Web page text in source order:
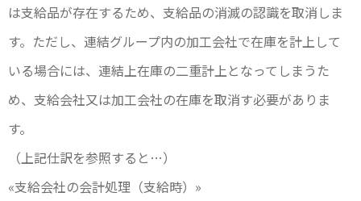
は支給品が存在するため、支給品の消滅の認識を取消しま
す。ただし、連結グループ内の加工会社で在庫を計上して
いる場合には、連結上在庫の二重計上となってしまうた
め、支給会社又は加工会社の在庫を取消す必要がありま
す。
（上記仕訳を参照すると…）
«支給会社の会計処理（支給時）»